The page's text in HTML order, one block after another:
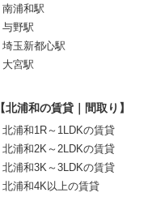
南浦和駅
与野駅
埼玉新都心駅
大宮駅
【北浦和の賃貸｜間取り】
北浦和1R～1LDKの賃貸
北浦和2K～2LDKの賃貸
北浦和3K～3LDKの賃貸
北浦和4K以上の賃貸